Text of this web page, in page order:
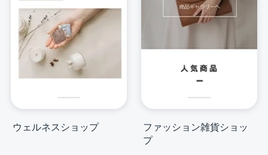
ウェルネスショップ
ファッション雑貨ショッ
プ